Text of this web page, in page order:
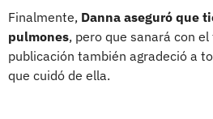
Finalmente, Danna aseguró que
pulmones, pero que sanará con
publicación también agradeció a
que cuidó de ella.